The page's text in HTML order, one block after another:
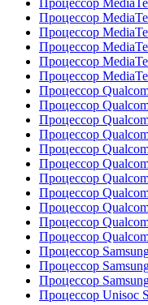
Процессор
Процессор
Процессор
Процессор
Процессор
Процессор
Процессор
Процессор
Процессор
Процессор
Процессор
Процессор
Процессор
Процессор
Процессор
Процессор
Процессор
Процессор
Процессор
Процессор Unisoc